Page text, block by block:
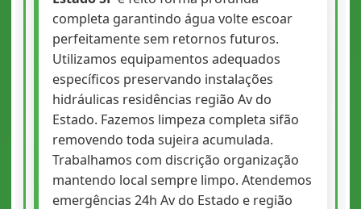
completa garantindo água volte escoar
perfeitamente sem retornos futuros.
Utilizamos equipamentos adequados
específicos preservando instalações
hidráulicas residências região Av do
Estado. Fazemos limpeza completa sifão
removendo toda sujeira acumulada.
Trabalhamos com discrição organização
mantendo local sempre limpo. Atendemos
emergências 24h Av do Estado e região